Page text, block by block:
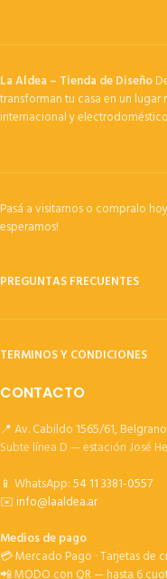
La Aldea – Tienda de Diseño
transforman tu casa en un
internacional y
Pasá a visitarnos o compralo
esperamos!
PREGUNTAS FRECUENTES
TERMINOS Y CONDICIONES
CONTACTO
📍 Av. Cabildo 1565/61,
Subte línea D — estación José
📱 WhatsApp:54 11 3381-0557
✉️info@laaldea.ar
Medios de pago
💳 Mercado Pago · Tarjetas de
📲 MODO con QR — hasta 6